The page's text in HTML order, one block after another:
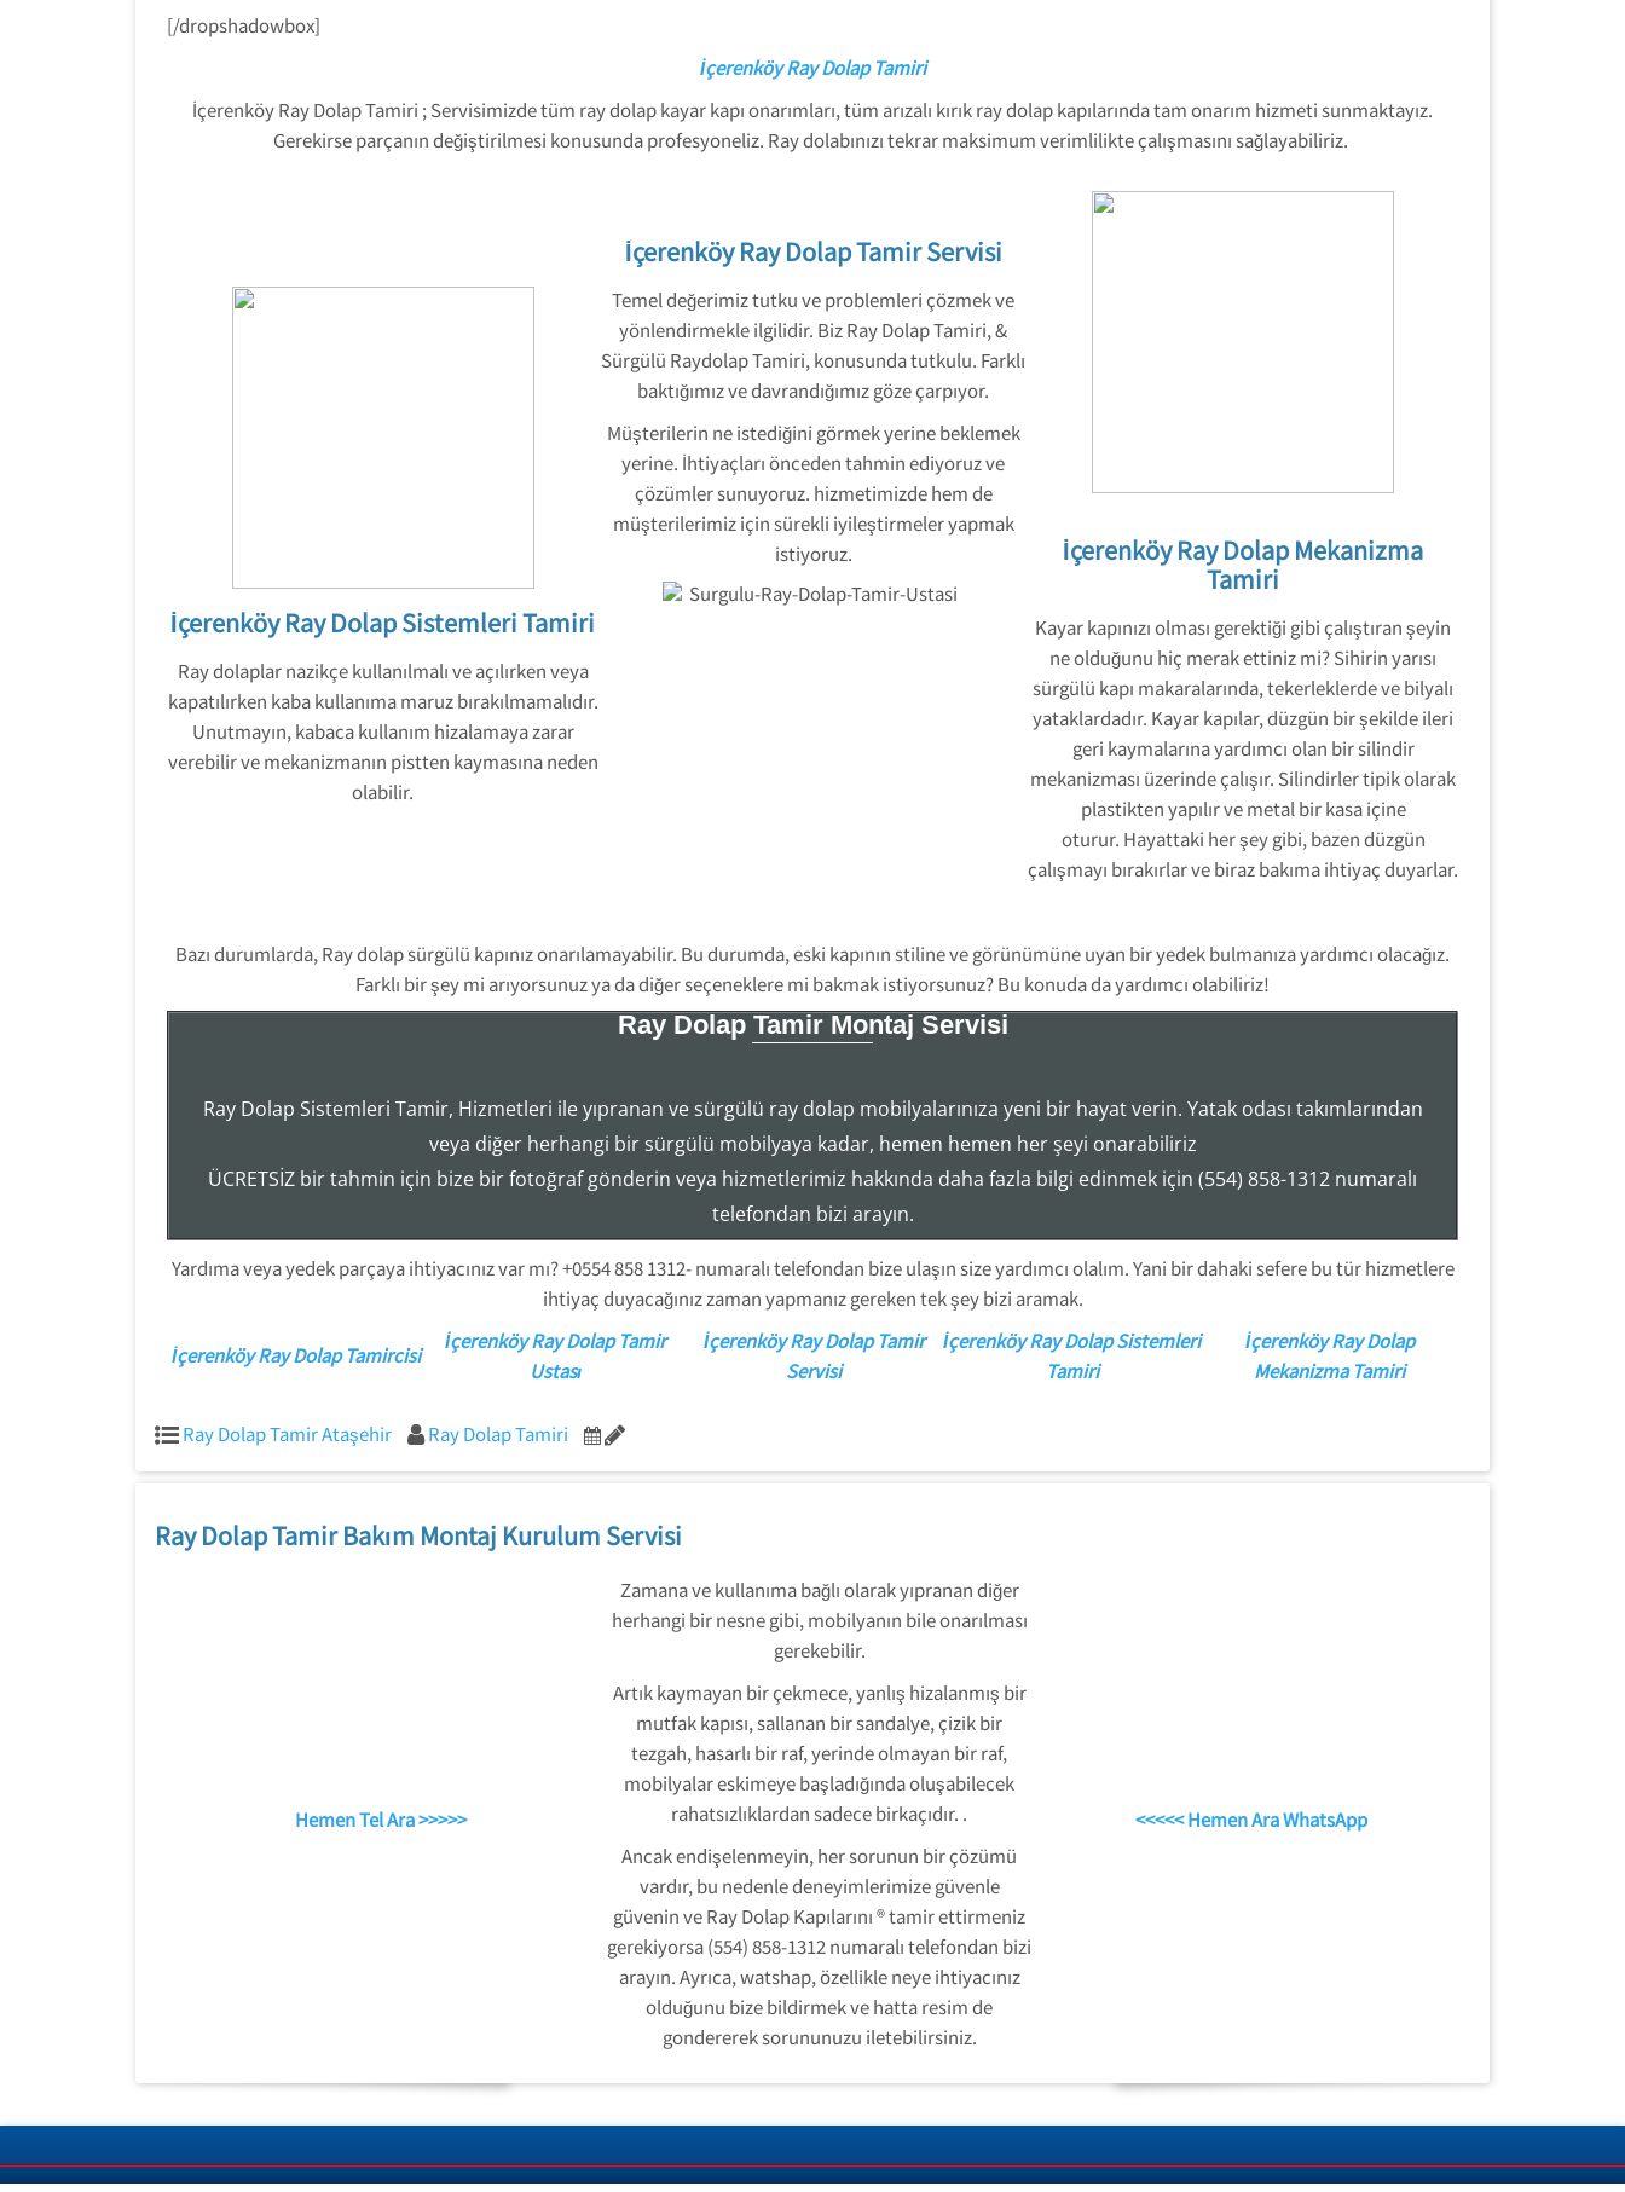
[/dropshadowbox]
İçerenköy Ray Dolap Tamiri
İçerenköy Ray Dolap Tamiri ; Servisimizde tüm ray dolap kayar kapı onarımları, tüm arızalı kırık ray dolap kapılarında tam onarım hizmeti sunmaktayız.
Gerekirse parçanın değiştirilmesi konusunda profesyoneliz. Ray dolabınızı tekrar maksimum verimlilikte çalışmasını sağlayabiliriz.
İçerenköy Ray Dolap Sistemleri Tamiri
Ray dolaplar nazikçe kullanılmalı ve açılırken veya
kapatılırken kaba kullanıma maruz bırakılmamalıdır.
Unutmayın, kabaca kullanım hizalamaya zarar
verebilir ve mekanizmanın pistten kaymasına neden
olabilir.
İçerenköy Ray Dolap Tamir Servisi
Temel değerimiz tutku ve problemleri çözmek ve
yönlendirmekle ilgilidir. Biz Ray Dolap Tamiri, &
Sürgülü Raydolap Tamiri, konusunda tutkulu. Farklı
baktığımız ve davrandığımız göze çarpıyor.
Müşterilerin ne istediğini görmek yerine beklemek
yerine. İhtiyaçları önceden tahmin ediyoruz ve
çözümler sunuyoruz. hizmetimizde hem de
müşterilerimiz için sürekli iyileştirmeler yapmak
istiyoruz.
İçerenköy Ray Dolap Mekanizma
Tamiri
Kayar kapınızı olması gerektiği gibi çalıştıran şeyin
ne olduğunu hiç merak ettiniz mi? Sihirin yarısı
sürgülü kapı makaralarında, tekerleklerde ve bilyalı
yataklardadır. Kayar kapılar, düzgün bir şekilde ileri
geri kaymalarına yardımcı olan bir silindir
mekanizması üzerinde çalışır. Silindirler tipik olarak
plastikten yapılır ve metal bir kasa içine
oturur. Hayattaki her şey gibi, bazen düzgün
çalışmayı bırakırlar ve biraz bakıma ihtiyaç duyarlar.
Bazı durumlarda, Ray dolap sürgülü kapınız onarılamayabilir. Bu durumda, eski kapının stiline ve görünümüne uyan bir yedek bulmanıza yardımcı olacağız.
Farklı bir şey mi arıyorsunuz ya da diğer seçeneklere mi bakmak istiyorsunuz? Bu konuda da yardımcı olabiliriz!
Ray Dolap Tamir Montaj Servisi
Ray Dolap Sistemleri Tamir, Hizmetleri ile yıpranan ve sürgülü ray dolap mobilyalarınıza yeni bir hayat verin. Yatak odası takımlarından
veya diğer herhangi bir sürgülü mobilyaya kadar, hemen hemen her şeyi onarabiliriz
ÜCRETSİZ bir tahmin için bize bir fotoğraf gönderin veya hizmetlerimiz hakkında daha fazla bilgi edinmek için (554) 858-1312 numaralı
telefondan bizi arayın.
Ray Dolap Mekanizma Sistemleri Tamir Montaj Servisi
Tezcan Usta ((( 554 858 1312 )))
Yardıma veya yedek parçaya ihtiyacınız var mı? +0554 858 1312- numaralı telefondan bize ulaşın size yardımcı olalım. Yani bir dahaki sefere bu tür hizmetlere
ihtiyaç duyacağınız zaman yapmanız gereken tek şey bizi aramak.
İçerenköy Ray Dolap Tamircisi
İçerenköy Ray Dolap Tamir
Ustası
İçerenköy Ray Dolap Tamir
Servisi
İçerenköy Ray Dolap Sistemleri
Tamiri
İçerenköy Ray Dolap
Mekanizma Tamiri
Ray Dolap Tamir Ataşehir Ray Dolap Tamiri
Ray Dolap Tamir Bakım Montaj Kurulum Servisi
Hemen Tel Ara >>>>>
Zamana ve kullanıma bağlı olarak yıpranan diğer
herhangi bir nesne gibi, mobilyanın bile onarılması
gerekebilir.
Artık kaymayan bir çekmece, yanlış hizalanmış bir
mutfak kapısı, sallanan bir sandalye, çizik bir
tezgah, hasarlı bir raf, yerinde olmayan bir raf,
mobilyalar eskimeye başladığında oluşabilecek
rahatsızlıklardan sadece birkaçıdır. .
Ancak endişelenmeyin, her sorunun bir çözümü
vardır, bu nedenle deneyimlerimize güvenle
güvenin ve Ray Dolap Kapılarını ® tamir ettirmeniz
gerekiyorsa (554) 858-1312 numaralı telefondan bizi
arayın. Ayrıca, watshap, özellikle neye ihtiyacınız
olduğunu bize bildirmek ve hatta resim de
gondererek sorununuzu iletebilirsiniz.
<<<<< Hemen Ara WhatsApp